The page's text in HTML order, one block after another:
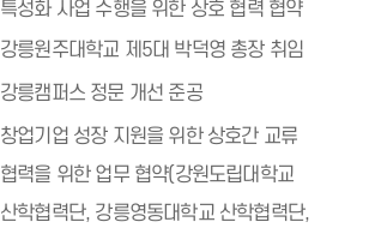
특성화 사업 수행을 위한 상호 협력 협약
강릉원주대학교 제5대 박덕영 총장 취임
강릉캠퍼스 정문 개선 준공
창업기업 성장 지원을 위한 상호간 교류
협력을 위한 업무 협약(강원도립대학교
산학협력단, 강릉영동대학교 산학협력단,